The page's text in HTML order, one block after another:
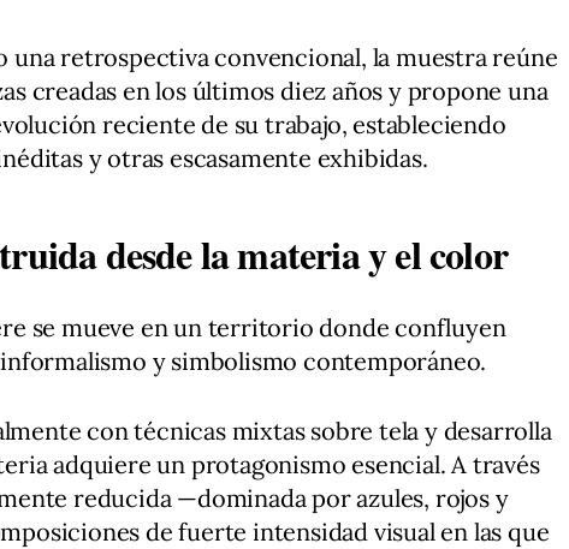
una retrospectiva convencional, la muestra reúne
creadas en los últimos diez años y propone una
reciente de su trabajo, estableciendo
y otras escasamente exhibidas.
desde la materia y el color
se mueve en un territorio donde confluyen
y simbolismo contemporáneo.
con técnicas mixtas sobre tela y desarrolla
adquiere un protagonismo esencial. A través
reducida —dominada por azules, rojos y
de fuerte intensidad visual en las que